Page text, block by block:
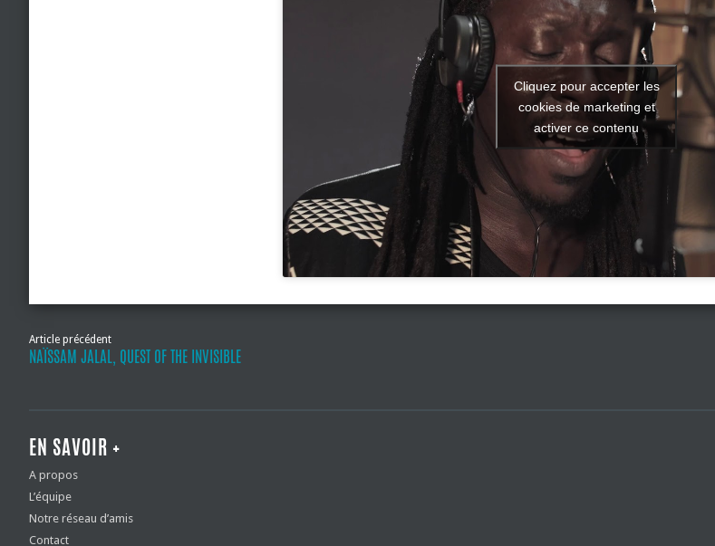
Cliquez pour accepter les
cookies de marketing et
activer ce contenu
Article précédent
NAÏSSAM JALAL, QUEST OF THE INVISIBLE
EN SAVOIR +
A propos
L’équipe
Notre réseau d’amis
Contact